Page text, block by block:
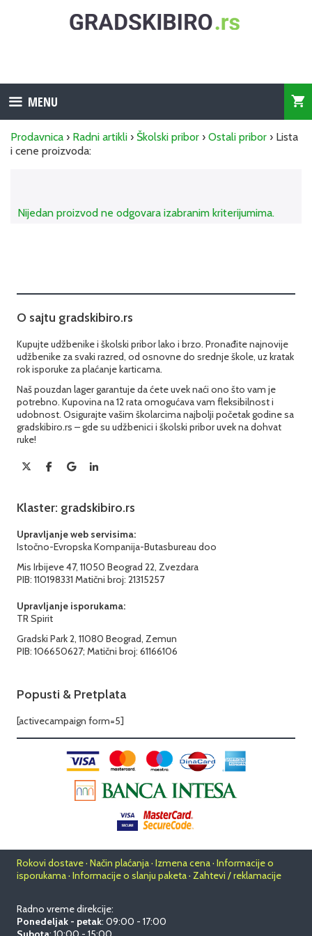
MENU
Prodavnica › Radni artikli › Školski pribor › Ostali pribor › Lista
i cene proizvoda:
Nijedan proizvod ne odgovara izabranim kriterijumima.
O sajtu gradskibiro.rs
Kupujte udžbenike i školski pribor lako i brzo. Pronađite najnovije
udžbenike za svaki razred, od osnovne do srednje škole, uz kratak
rok isporuke za plaćanje karticama.
Naš pouzdan lager garantuje da ćete uvek naći ono što vam je
potrebno. Kupovina na 12 rata omogućava vam fleksibilnost i
udobnost. Osigurajte vašim školarcima najbolji početak godine sa
gradskibiro.rs – gde su udžbenici i školski pribor uvek na dohvat
ruke!
Klaster: gradskibiro.rs
Upravljanje web servisima:
Istočno-Evropska Kompanija-Butasbureau doo
Mis Irbijeve 47, 11050 Beograd 22, Zvezdara
PIB: 110198331 Matični broj: 21315257
Upravljanje isporukama:
TR Spirit
Gradski Park 2, 11080 Beograd, Zemun
PIB: 106650627; Matični broj: 61166106
Popusti & Pretplata
[activecampaign form=5]
Rokovi dostave · Način plaćanja · Izmena cena · Informacije o
isporukama · Informacije o slanju paketa · Zahtevi / reklamacije
Radno vreme direkcije:
Ponedeljak - petak: 09:00 - 17:00